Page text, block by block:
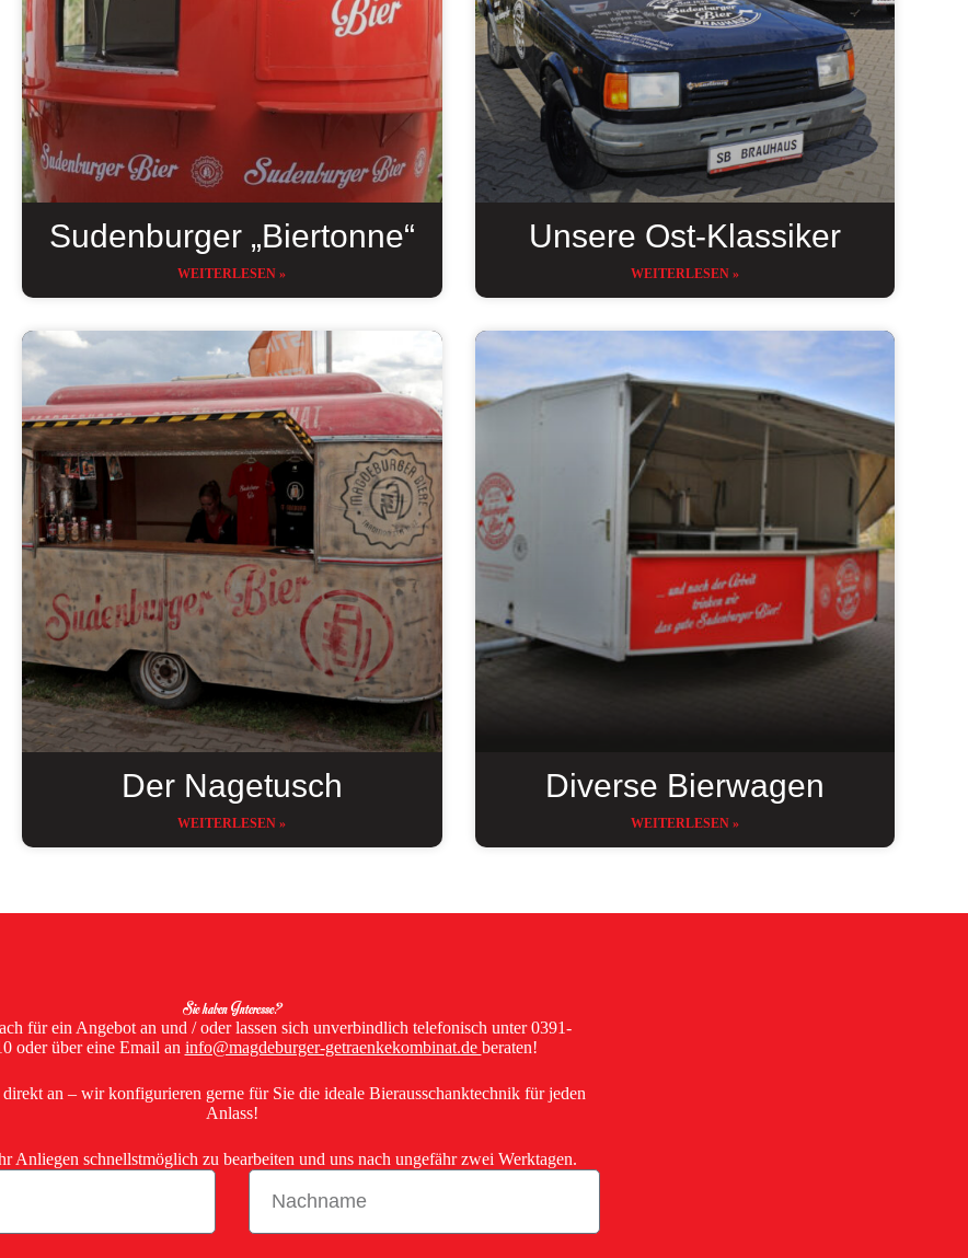
Sudenburger „Biertonne“
WEITERLESEN »
Unsere Ost-Klassiker
WEITERLESEN »
Der Nagetusch
WEITERLESEN »
Diverse Bierwagen
WEITERLESEN »
Sie haben Interesse?
für ein Angebot an und / oder lassen sich unverbindlich telefonisch unter 0391-
oder über eine Email an info@magdeburger-getraenkekombinat.de beraten!
direkt an – wir konfigurieren gerne für Sie die ideale Bierausschanktechnik für jeden
Anlass!
Anliegen schnellstmöglich zu bearbeiten und uns nach ungefähr zwei Werktagen.